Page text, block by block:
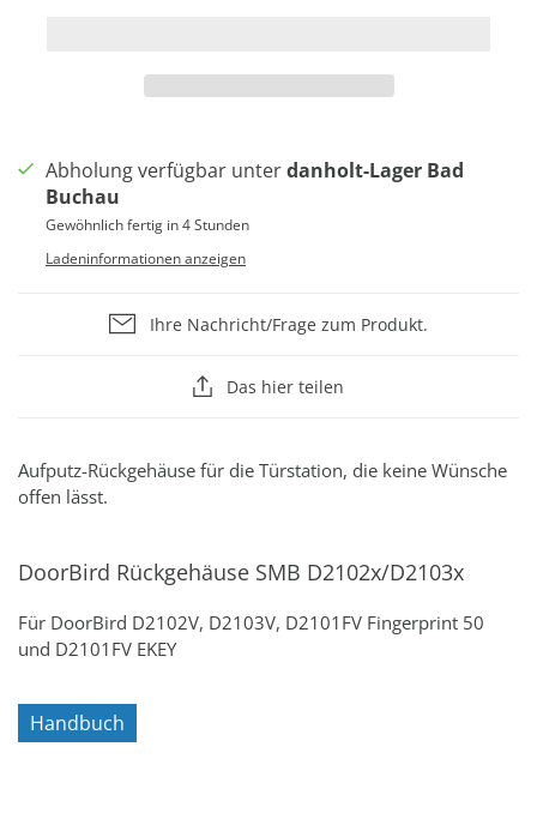
Abholung verfügbar unterdanholt-Lager Bad
Buchau
Gewöhnlich fertig in 4 Stunden
Ladeninformationen anzeigen
Ihre Nachricht/Frage zum Produkt.
Das hier teilen
Aufputz-Rückgehäuse für die Türstation, die keine Wünsche
offen lässt.
DoorBird Rückgehäuse SMB D2102x/D2103x
Für DoorBird D2102V, D2103V, D2101FV Fingerprint 50
und D2101FV EKEY
Handbuch